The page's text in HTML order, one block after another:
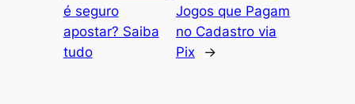
é seguro
apostar? Saiba
tudo
Jogos que Pagam
no Cadastro via
Pix
→